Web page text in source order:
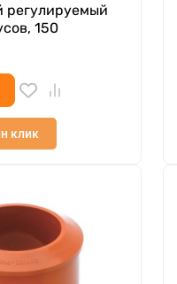
регулируемый
150
клик